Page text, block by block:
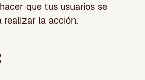
que tus usuarios se
realizar la acción.